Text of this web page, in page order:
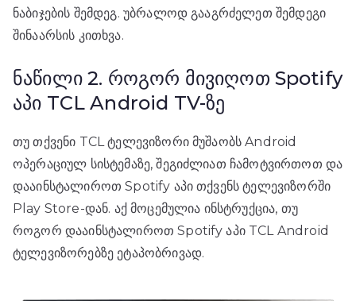
ნაბიჯების შემდეგ. უბრალოდ გააგრძელეთ შემდეგი
შინაარსის კითხვა.
ნაწილი 2. როგორ მივიღოთ Spotify
აპი TCL Android TV-ზე
თუ თქვენი TCL ტელევიზორი მუშაობს Android
ოპერაციულ სისტემაზე, შეგიძლიათ ჩამოტვირთოთ და
დააინსტალიროთ Spotify აპი თქვენს ტელევიზორში
Play Store-დან. აქ მოცემულია ინსტრუქცია, თუ
როგორ დააინსტალიროთ Spotify აპი TCL Android
ტელევიზორებზე ეტაპობრივად.